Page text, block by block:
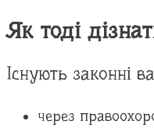
Як тоді
Існують законні
через